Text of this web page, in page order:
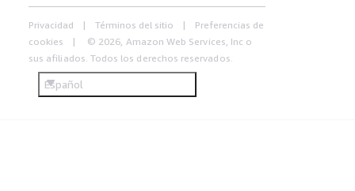
Privacidad Términos del sitio
Preferencias de
cookies
© 2026, Amazon Web Services, Inc o
sus afiliados. Todos los derechos reservados.
Español